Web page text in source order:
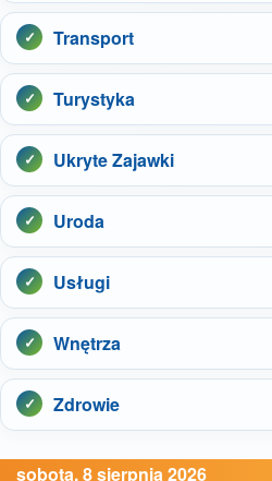
Transport
Turystyka
Ukryte Zajawki
Uroda
Usługi
Wnętrza
Zdrowie
sobota, 8 sierpnia 2026